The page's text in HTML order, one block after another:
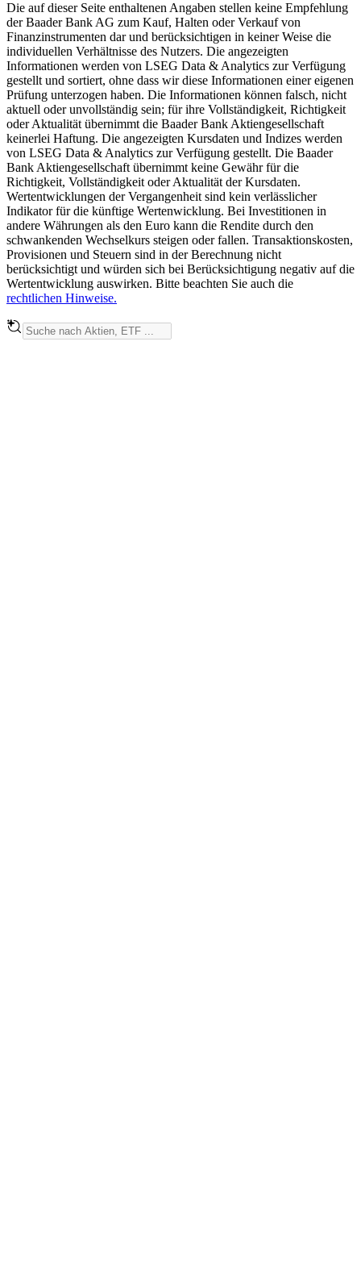
Die auf dieser Seite enthaltenen Angaben stellen keine Empfehlung
der Baader Bank AG zum Kauf, Halten oder Verkauf von
Finanzinstrumenten dar und berücksichtigen in keiner Weise die
individuellen Verhältnisse des Nutzers. Die angezeigten
Informationen werden von LSEG Data & Analytics zur Verfügung
gestellt und sortiert, ohne dass wir diese Informationen einer eigenen
Prüfung unterzogen haben. Die Informationen können falsch, nicht
aktuell oder unvollständig sein; für ihre Vollständigkeit, Richtigkeit
oder Aktualität übernimmt die Baader Bank Aktiengesellschaft
keinerlei Haftung. Die angezeigten Kursdaten und Indizes werden
von LSEG Data & Analytics zur Verfügung gestellt. Die Baader
Bank Aktiengesellschaft übernimmt keine Gewähr für die
Richtigkeit, Vollständigkeit oder Aktualität der Kursdaten.
Wertentwicklungen der Vergangenheit sind kein verlässlicher
Indikator für die künftige Wertenwicklung. Bei Investitionen in
andere Währungen als den Euro kann die Rendite durch den
schwankenden Wechselkurs steigen oder fallen. Transaktionskosten,
Provisionen und Steuern sind in der Berechnung nicht
berücksichtigt und würden sich bei Berücksichtigung negativ auf die
Wertentwicklung auswirken. Bitte beachten Sie auch die
rechtlichen Hinweise.